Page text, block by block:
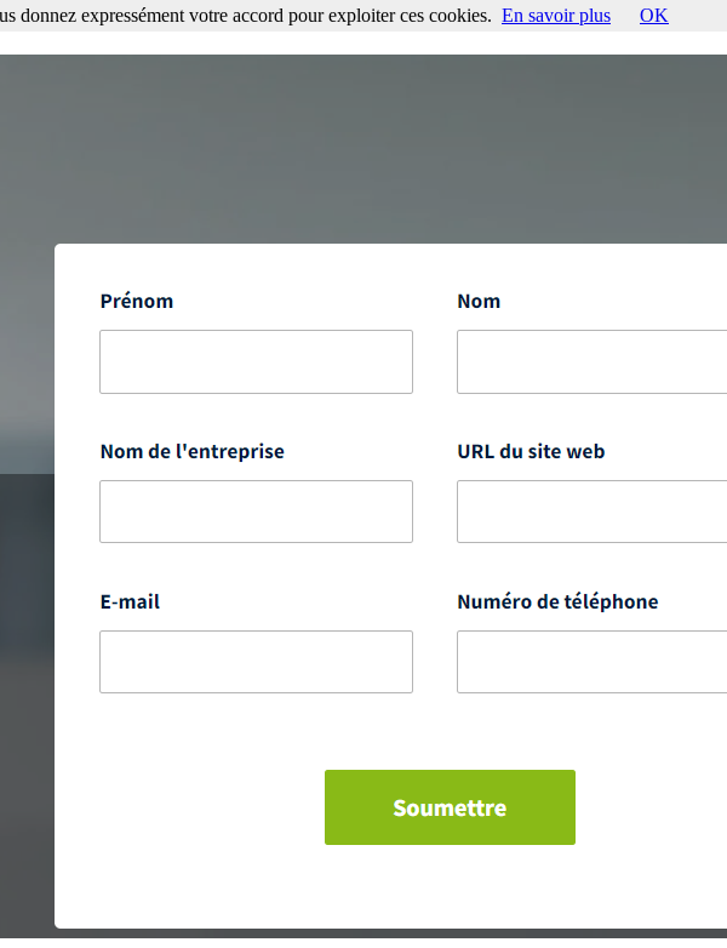
expressément votre accord pour exploiter ces cookies.En savoir plus OK
donnez expressément votre accord pour exploiter ces cookies. En savoir plus OK